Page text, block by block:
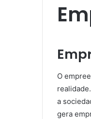
O
a
gera